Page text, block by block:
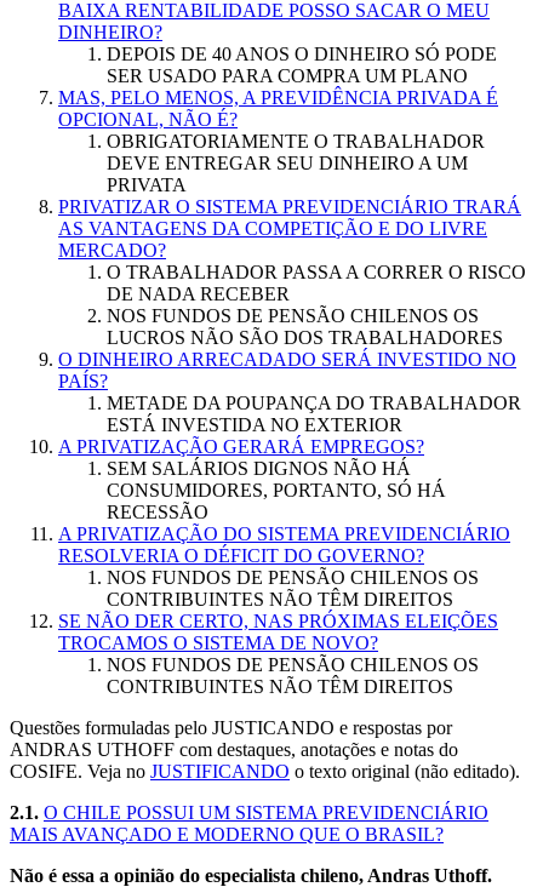
BAIXA RENTABILIDADE POSSO SACAR O MEU
DINHEIRO?
DEPOIS DE 40 ANOS O DINHEIRO SÓ PODE
SER USADO PARA COMPRA UM PLANO
MAS, PELO MENOS, A PREVIDÊNCIA PRIVADA É
OPCIONAL, NÃO É?
OBRIGATORIAMENTE O TRABALHADOR
DEVE ENTREGAR SEU DINHEIRO A UM
PRIVATA
PRIVATIZAR O SISTEMA PREVIDENCIÁRIO TRARÁ
AS VANTAGENS DA COMPETIÇÃO E DO LIVRE
MERCADO?
O TRABALHADOR PASSA A CORRER O RISCO
DE NADA RECEBER
NOS FUNDOS DE PENSÃO CHILENOS OS
LUCROS NÃO SÃO DOS TRABALHADORES
O DINHEIRO ARRECADADO SERÁ INVESTIDO NO
PAÍS?
METADE DA POUPANÇA DO TRABALHADOR
ESTÁ INVESTIDA NO EXTERIOR
A PRIVATIZAÇÃO GERARÁ EMPREGOS?
SEM SALÁRIOS DIGNOS NÃO HÁ
CONSUMIDORES, PORTANTO, SÓ HÁ
RECESSÃO
A PRIVATIZAÇÃO DO SISTEMA PREVIDENCIÁRIO
RESOLVERIA O DÉFICIT DO GOVERNO?
NOS FUNDOS DE PENSÃO CHILENOS OS
CONTRIBUINTES NÃO TÊM DIREITOS
SE NÃO DER CERTO, NAS PRÓXIMAS ELEIÇÕES
TROCAMOS O SISTEMA DE NOVO?
NOS FUNDOS DE PENSÃO CHILENOS OS
CONTRIBUINTES NÃO TÊM DIREITOS
Questões formuladas pelo JUSTICANDO e respostas por
ANDRAS UTHOFF com destaques, anotações e notas do
COSIFE. Veja no JUSTIFICANDO o texto original (não editado).
2.1. O CHILE POSSUI UM SISTEMA PREVIDENCIÁRIO
MAIS AVANÇADO E MODERNO QUE O BRASIL?
Não é essa a opinião do especialista chileno, Andras Uthoff.